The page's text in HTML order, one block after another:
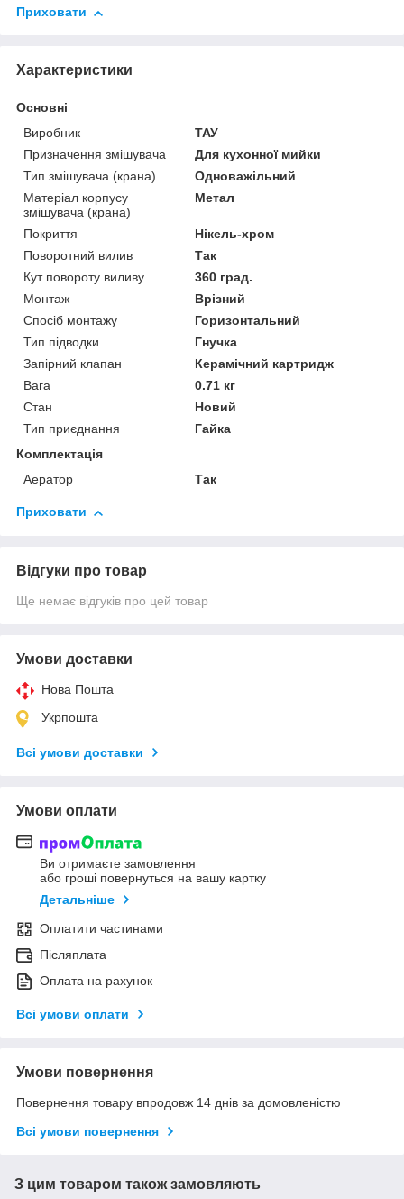
Приховати
Характеристики
Основні
Виробник
ТАУ
Призначення змішувача
Для кухонної мийки
Тип змішувача (крана)
Одноважільний
Матеріал корпусу
змішувача (крана)
Метал
Покриття
Нікель-хром
Поворотний вилив
Так
Кут повороту виливу
360 град.
Монтаж
Врізний
Спосіб монтажу
Горизонтальний
Тип підводки
Гнучка
Запірний клапан
Керамічний картридж
Вага
0.71 кг
Стан
Новий
Тип приєднання
Гайка
Комплектація
Аератор
Так
Приховати
Відгуки про товар
Ще немає відгуків про цей товар
Умови доставки
Нова Пошта
Укрпошта
Всі умови доставки
Умови оплати
Ви отримаєте замовлення
або гроші повернуться на вашу картку
Детальніше
Оплатити частинами
Післяплата
Оплата на рахунок
Всі умови оплати
Умови повернення
Повернення товару впродовж 14 днів за домовленістю
Всі умови повернення
З цим товаром також замовляють